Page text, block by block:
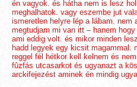
én vagyok. és hátha nem is lesz
meghalhatok. vagy eszembe jut
ismeretlen helyre lép a lábam. nem
megtudjam mi van itt – hanem
ami eddig volt. és mikor minden
hadd legyek egy kicsit magammal.
reggel fél hétkor kell kelnem és
fûzfás utcasarkot és ugyanazt a
arckifejezést aminek én mindig